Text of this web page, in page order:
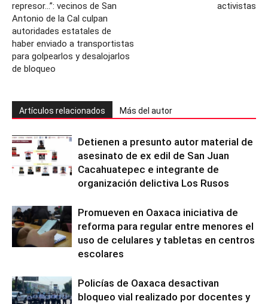
represor…”: vecinos de San
Antonio de la Cal culpan
autoridades estatales de
haber enviado a transportistas
para golpearlos y desalojarlos
de bloqueo
activistas
Artículos relacionados Más del autor
Detienen a presunto autor material de
asesinato de ex edil de San Juan
Cacahuatepec e integrante de
organización delictiva Los Rusos
Promueven en Oaxaca iniciativa de
reforma para regular entre menores el
uso de celulares y tabletas en centros
escolares
Policías de Oaxaca desactivan
bloqueo vial realizado por docentes y